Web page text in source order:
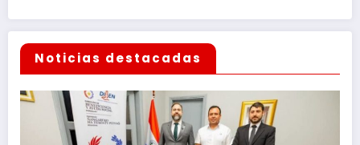
Noticias destacadas